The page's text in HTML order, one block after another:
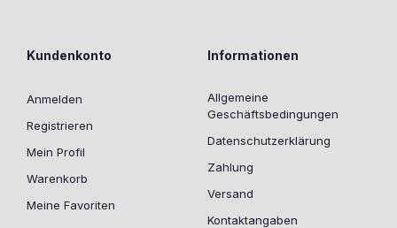
Kundenkonto
Anmelden
Registrieren
Mein Profil
Warenkorb
Meine Favoriten
Informationen
Allgemeine
Geschäftsbedingungen
Datenschutzerklärung
Zahlung
Versand
Kontaktangaben